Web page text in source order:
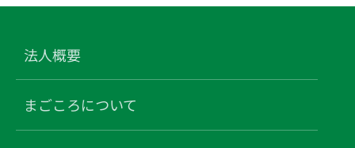
法人概要
まごころについて